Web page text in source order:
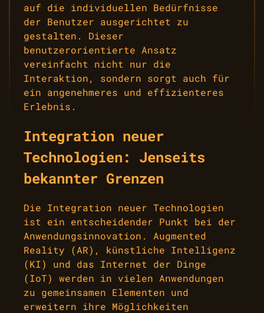
auf die individuellen Bedürfnisse
der Benutzer ausgerichtet zu
gestalten. Dieser
benutzerorientierte Ansatz
vereinfacht nicht nur die
Interaktion, sondern sorgt auch für
ein angenehmeres und effizienteres
Erlebnis.
Integration neuer
Technologien: Jenseits
bekannter Grenzen
Die Integration neuer Technologien
ist ein entscheidender Punkt bei der
Anwendungsinnovation. Augmented
Reality (AR), künstliche Intelligenz
(KI) und das Internet der Dinge
(IoT) werden in vielen Anwendungen
zu gemeinsamen Elementen und
erweitern ihre Möglichkeiten